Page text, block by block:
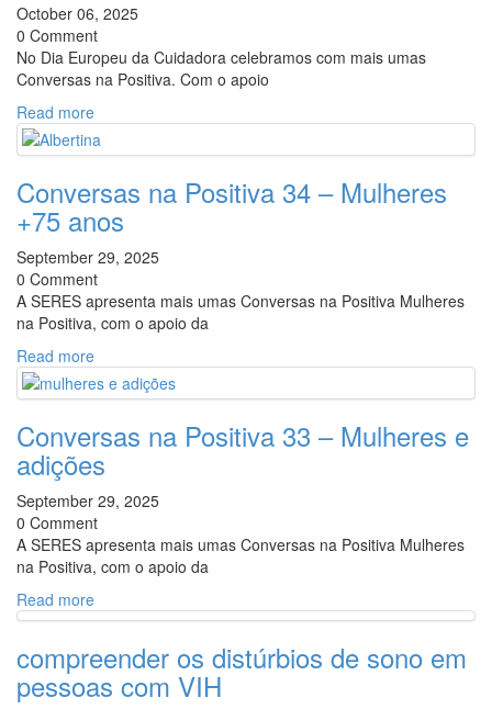
October 06, 2025
0 Comment
No Dia Europeu da Cuidadora celebramos com mais umas
Conversas na Positiva. Com o apoio
Read more
Conversas na Positiva 34 – Mulheres
+75 anos
September 29, 2025
0 Comment
A SERES apresenta mais umas Conversas na Positiva Mulheres
na Positiva, com o apoio da
Read more
Conversas na Positiva 33 – Mulheres e
adições
September 29, 2025
0 Comment
A SERES apresenta mais umas Conversas na Positiva Mulheres
na Positiva, com o apoio da
Read more
compreender os distúrbios de sono em
pessoas com VIH